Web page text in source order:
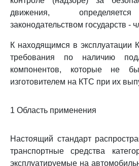
движения,
законодательством государств -
К находящимся в эксплуатации
требования по наличию
компонентов, которые не
изготовителем на КТС при их
1 Область применения
Настоящий стандарт
транспортные средства
эксплуатируемые на